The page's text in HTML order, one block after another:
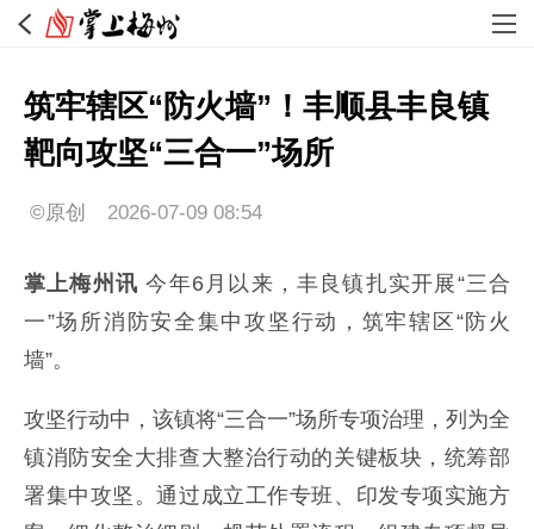
筑牢辖区“防火墙”！丰顺县丰良镇
靶向攻坚“三合一”场所
©原创 2026-07-09 08:54
掌上梅州讯今年6月以来，丰良镇扎实开展“三合
一”场所消防安全集中攻坚行动，筑牢辖区“防火
墙”。
攻坚行动中，该镇将“三合一”场所专项治理，列为全
镇消防安全大排查大整治行动的关键板块，统筹部
署集中攻坚。通过成立工作专班、印发专项实施方